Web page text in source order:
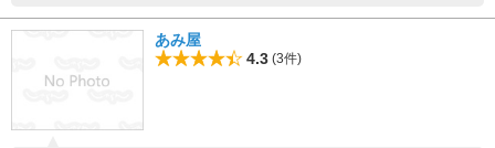
あみ屋
4.3 (3件)